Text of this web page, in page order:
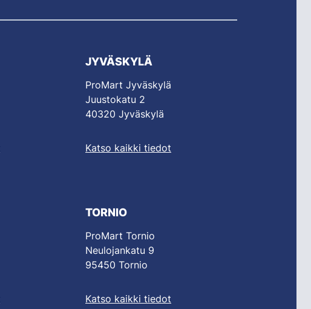
JYVÄSKYLÄ
ProMart Jyväskylä
Juustokatu 2
40320 Jyväskylä
Katso kaikki tiedot
TORNIO
ProMart Tornio
Neulojankatu 9
95450 Tornio
Katso kaikki tiedot